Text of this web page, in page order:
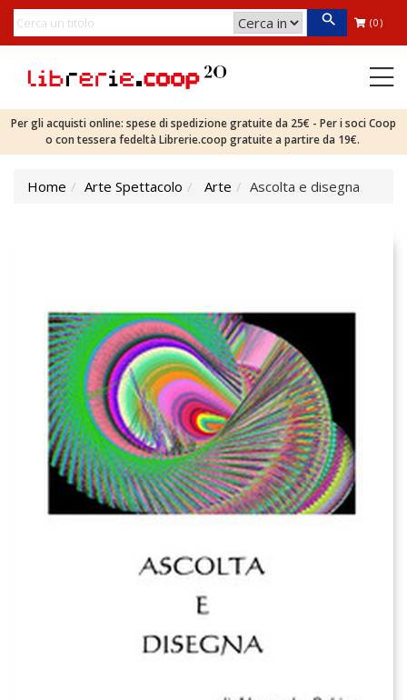
(0)
Per gli acquisti online: spese di spedizione gratuite da 25€ - Per i soci Coop
o con tessera fedeltà Librerie.coop gratuite a partire da 19€.
Home Arte Spettacolo Arte Ascolta e disegna